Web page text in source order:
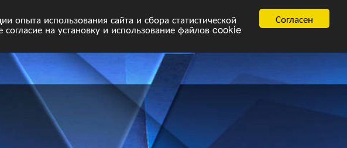
Согласен
использования сайта и сбора статистической
на установку и использование файлов cookie